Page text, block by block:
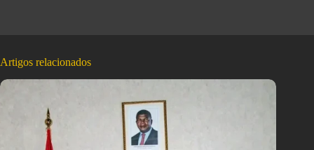
Artigos relacionados